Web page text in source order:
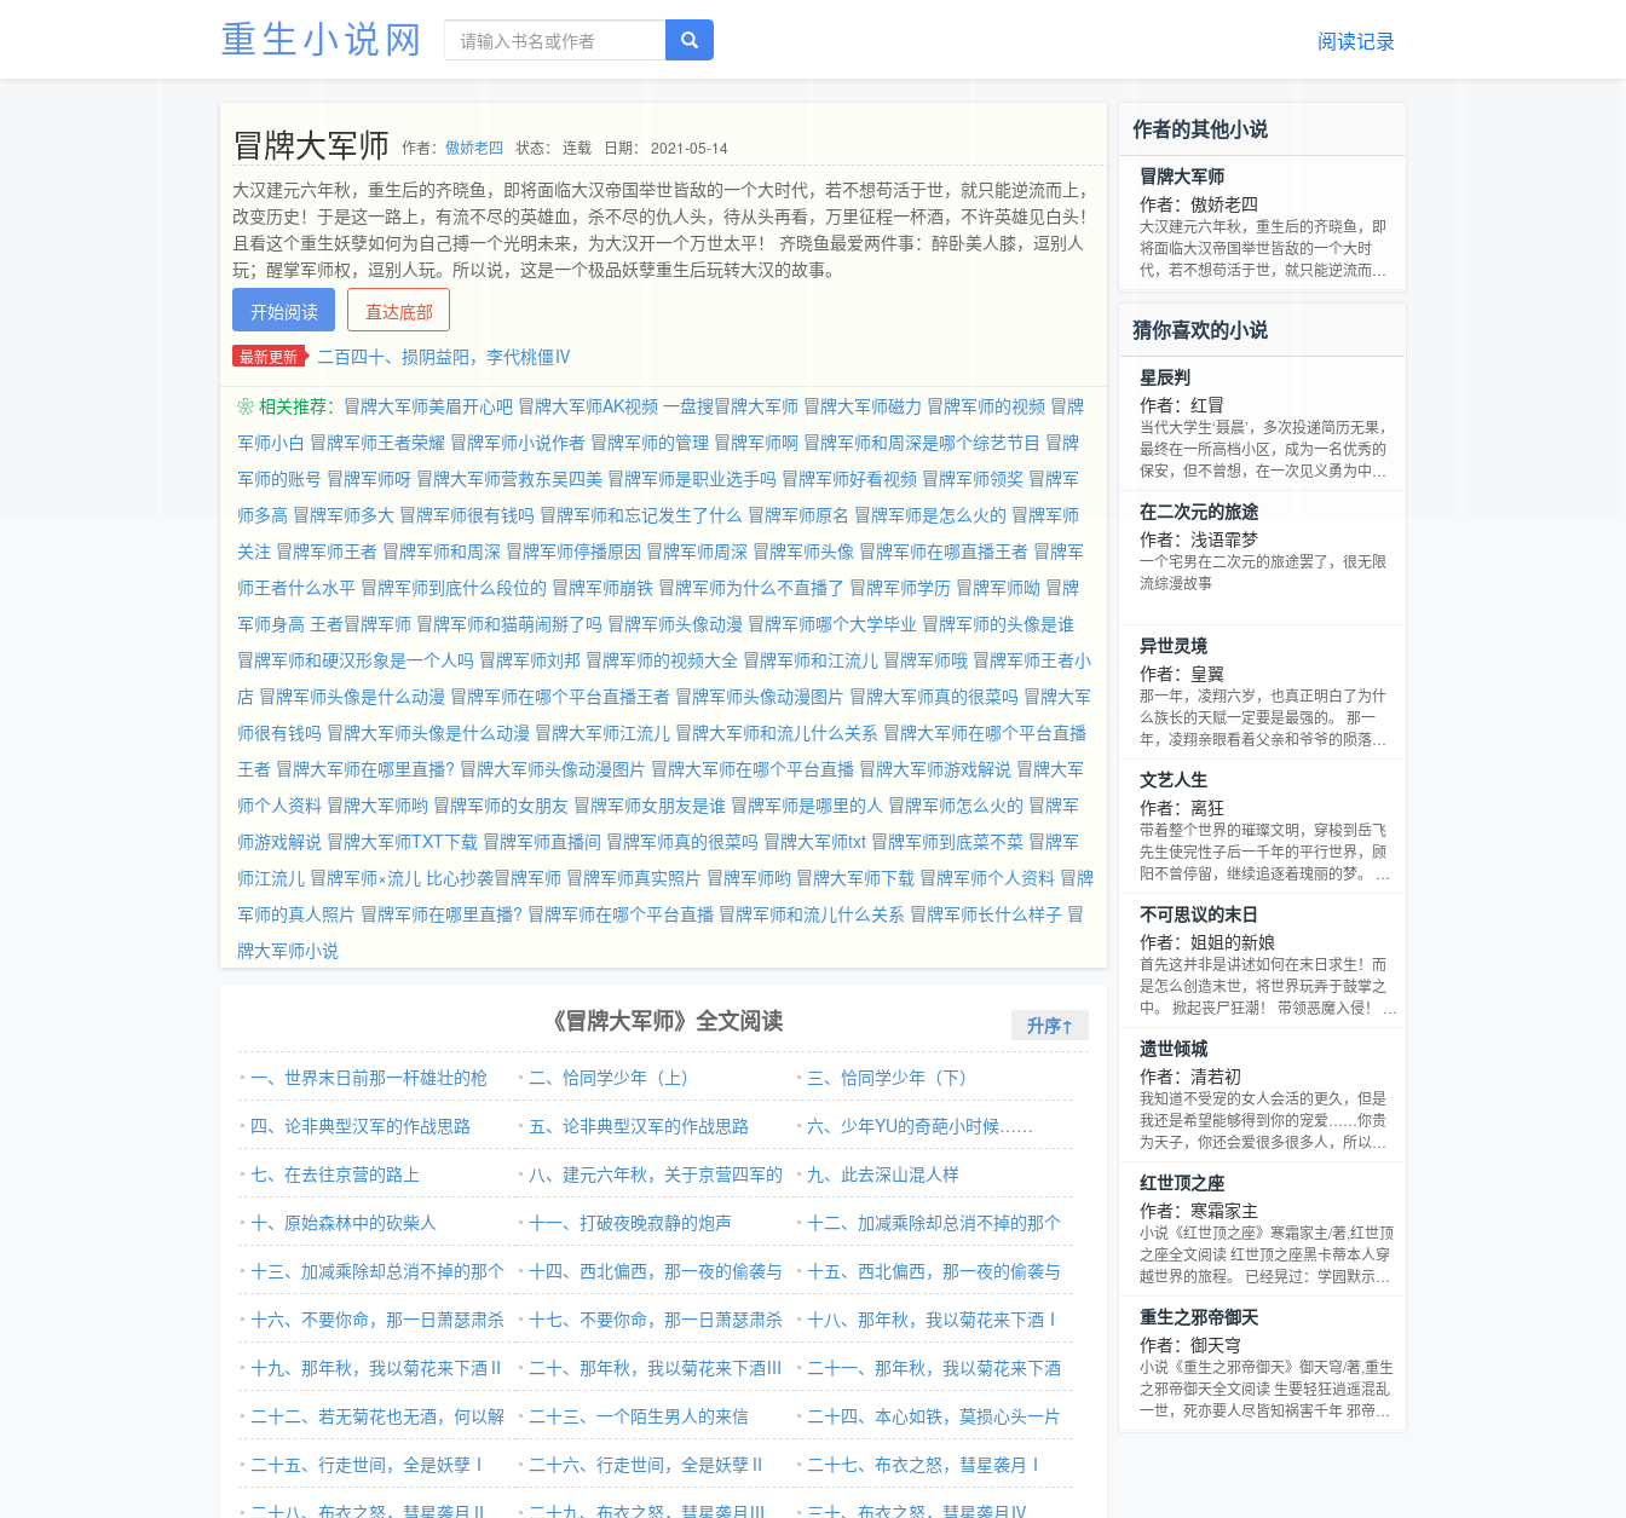
重生小说网 阅读记录
冒牌大军师 作者： 傲娇老四 状态： 连载 日期： 2021-05-14
大汉建元六年秋，重生后的齐晓鱼，即将面临大汉帝国举世皆敌的一个大时代，若不想苟活于世，就只能逆流而上，
改变历史！于是这一路上，有流不尽的英雄血，杀不尽的仇人头，待从头再看，万里征程一杯酒，不许英雄见白头！
且看这个重生妖孽如何为自己搏一个光明未来，为大汉开一个万世太平！ 齐晓鱼最爱两件事：醉卧美人膝，逗别人
玩；醒掌军师权，逗别人玩。所以说，这是一个极品妖孽重生后玩转大汉的故事。
开始阅读
直达底部
最新更新 二百四十、损阴益阳，李代桃僵Ⅳ
❀ 相关推荐： 冒牌大军师美眉开心吧 冒牌大军师AK视频 一盘搜冒牌大军师 冒牌大军师磁力 冒牌军师的视频 冒牌
军师小白 冒牌军师王者荣耀 冒牌军师小说作者 冒牌军师的管理 冒牌军师啊 冒牌军师和周深是哪个综艺节目 冒牌
军师的账号 冒牌军师呀 冒牌大军师营救东吴四美 冒牌军师是职业选手吗 冒牌军师好看视频 冒牌军师领奖 冒牌军
师多高 冒牌军师多大 冒牌军师很有钱吗 冒牌军师和忘记发生了什么 冒牌军师原名 冒牌军师是怎么火的 冒牌军师
关注 冒牌军师王者 冒牌军师和周深 冒牌军师停播原因 冒牌军师周深 冒牌军师头像 冒牌军师在哪直播王者 冒牌军
师王者什么水平 冒牌军师到底什么段位的 冒牌军师崩铁 冒牌军师为什么不直播了 冒牌军师学历 冒牌军师呦 冒牌
军师身高 王者冒牌军师 冒牌军师和猫萌闹掰了吗 冒牌军师头像动漫 冒牌军师哪个大学毕业 冒牌军师的头像是谁
冒牌军师和硬汉形象是一个人吗 冒牌军师刘邦 冒牌军师的视频大全 冒牌军师和江流儿 冒牌军师哦 冒牌军师王者小
店 冒牌军师头像是什么动漫 冒牌军师在哪个平台直播王者 冒牌军师头像动漫图片 冒牌大军师真的很菜吗 冒牌大军
师很有钱吗 冒牌大军师头像是什么动漫 冒牌大军师江流儿 冒牌大军师和流儿什么关系 冒牌大军师在哪个平台直播
王者 冒牌大军师在哪里直播? 冒牌大军师头像动漫图片 冒牌大军师在哪个平台直播 冒牌大军师游戏解说 冒牌大军
师个人资料 冒牌大军师哟 冒牌军师的女朋友 冒牌军师女朋友是谁 冒牌军师是哪里的人 冒牌军师怎么火的 冒牌军
师游戏解说 冒牌大军师TXT下载 冒牌军师直播间 冒牌军师真的很菜吗 冒牌大军师txt 冒牌军师到底菜不菜 冒牌军
师江流儿 冒牌军师×流儿 比心抄袭冒牌军师 冒牌军师真实照片 冒牌军师哟 冒牌大军师下载 冒牌军师个人资料 冒牌
军师的真人照片 冒牌军师在哪里直播? 冒牌军师在哪个平台直播 冒牌军师和流儿什么关系 冒牌军师长什么样子 冒
牌大军师小说
《冒牌大军师》全文阅读 升序↑
一、世界末日前那一杆雄壮的枪 二、恰同学少年（上）
三、恰同学少年（下）
四、论非典型汉军的作战思路
（上）
五、论非典型汉军的作战思路
（下）
六、少年YU的奇葩小时候……
七、在去往京营的路上
八、建元六年秋，关于京营四军的
一次选拔
九、此去深山混人样
十、原始森林中的砍柴人
十一、打破夜晚寂静的炮声
十二、加减乘除却总消不掉的那个
数（上）
十三、加减乘除却总消不掉的那个
数（下)
十四、西北偏西，那一夜的偷袭与
反偷袭Ⅰ
十五、西北偏西，那一夜的偷袭与
反偷袭Ⅱ
十六、不要你命，那一日萧瑟肃杀
的秋意Ⅰ
十七、不要你命，那一日萧瑟肃杀
的秋意Ⅱ
十八、那年秋，我以菊花来下酒Ⅰ
十九、那年秋，我以菊花来下酒Ⅱ
二十、那年秋，我以菊花来下酒Ⅲ
二十一、那年秋，我以菊花来下酒
Ⅳ
二十二、若无菊花也无酒，何以解
忧？
二十三、一个陌生男人的来信
二十四、本心如铁，莫损心头一片
天
二十五、行走世间，全是妖孽Ⅰ 二十六、行走世间，全是妖孽Ⅱ
二十七、布衣之怒，彗星袭月Ⅰ
二十八、布衣之怒，彗星袭月Ⅱ
二十九、布衣之怒，彗星袭月Ⅲ
三十、布衣之怒，彗星袭月Ⅳ
作者的其他小说
冒牌大军师
作者：傲娇老四
大汉建元六年秋，重生后的齐晓鱼，即
将面临大汉帝国举世皆敌的一个大时
代，若不想苟活于世，就只能逆流而
再看，万里征程一杯酒，不许英雄见白
头！且看这个重生妖孽如何为自己搏一
个光明未来，为大汉开一个万世太平！
齐晓鱼最爱两件事：醉卧美人膝，逗别
人玩；醒掌军师权，逗别人玩。所以
说，这是一个极品妖孽重生后玩转大汉
的故事。
猜你喜欢的小说
星辰判
作者：红冒
当代大学生‘聂晨’，多次投递简历无果，
最终在一所高档小区，成为一名优秀的
保安，但不曾想，在一次见义勇为中，
此而结束，聂晨虽然身死，但这一缕残
魂，却被一神秘罗盘所救，竟然穿越到
了‘星界’，一场惊悚的浪漫故事，也将由
此拉开序幕！…… 屁颠，屁颠的追求女
不曾想，竟然被某一种族，疯狂的追
杀！……此刻，
在二次元的旅途
作者：浅语霏梦
一个宅男在二次元的旅途罢了，很无限
流综漫故事
异世灵境
作者：皇翼
那一年，凌翔六岁，也真正明白了为什
么族长的天赋一定要是最强的。 那一
年，凌翔亲眼看着父亲和爷爷的陨落，
兽，直到数十年之后才有了新的生机。
“一般来说，灵脉是修炼者的核心，一人
只有一个，但是你借助时间之力和空间
之力，可以在战斗之时瞬间制造出六个
灵脉，就是说你比别人多六个。” “那若
鸣，对吧？”
文艺人生
作者：离狂
带着整个世界的璀璨文明，穿梭到岳飞
先生使完性子后一千年的平行世界，顾
阳不曾停留，继续追逐着瑰丽的梦。 他
说，无所不通，千万人成为了他最为忠
诚的读者。 他是全世界无数人所热爱的
钢琴家和作曲家，被纽约时报赞称为：
“上帝的音乐天使”。 他是华夏炙手可热
的音乐人，捧红了一代又一代的歌手歌
能破。 他所编制的电影剧本创造了华夏
的电影票房纪录，甚
不可思议的末日
作者：姐姐的新娘
首先这并非是讲述如何在末日求生！而
是怎么创造末世，将世界玩弄于鼓掌之
中。 掀起丧尸狂潮！ 带领恶魔入侵！ 引
都由我一手缔造！ 其次我要感谢一直以
来陪伴我的眷属们。 带来无尽寒冬与死
亡的巫妖王，阿尔萨丝·米奈希尔。 由吞
噬一切的病毒创造的生命，亚历克斯·墨
瑟 将时间掌控于手中的极恶精灵，时崎
泽拉斯。 诸君一起来创造一次末日的狂
欢
遗世倾城
作者：清若初
我知道不受宠的女人会活的更久，但是
我还是希望能够得到你的宠爱……你贵
为天子，你还会爱很多很多人，所以我
为，也许唯有我没有留在你的身边，才
会被你留在心底…… 这是一场看不见的
宫廷纷争，这是一场说不清深宫恩怨，
这其中有多少烟消玉陨，有多少红颜白
发，有多少执子之手，有多少忘尽天
红世顶之座
作者：寒霜家主
小说《红世顶之座》寒霜家主/著,红世顶
之座全文阅读 红世顶之座黑卡蒂本人穿
越世界的旅程。 已经晃过：学园默示
绯弹的亚莉亚、未来日记、大剑、ab、
某都市、灼眼的夏娜、滑头鬼、零之使
魔，顺序不定，或许鹡鸰女神、火影、
死神之类的也会逛逛，但是更不一定，
看到时候大家想看不。大家也都能提意
重生之邪帝御天
作者：御天穹
小说《重生之邪帝御天》御天穹/著,重生
之邪帝御天全文阅读 生要轻狂逍遥混乱
一世，死亦要人尽皆知祸害千年 邪帝天